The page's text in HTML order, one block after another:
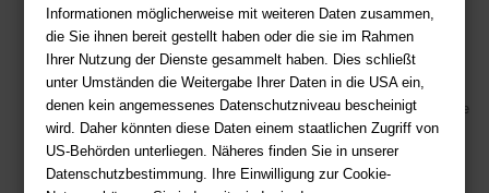
Informationen möglicherweise mit weiteren Daten zusammen,
die Sie ihnen bereit gestellt haben oder die sie im Rahmen
Ihrer Nutzung der Dienste gesammelt haben. Dies schließt
unter Umständen die Weitergabe Ihrer Daten in die USA ein,
denen kein angemessenes Datenschutzniveau bescheinigt
wird. Daher könnten diese Daten einem staatlichen Zugriff von
US-Behörden unterliegen. Näheres finden Sie in unserer
Datenschutzbestimmung. Ihre Einwilligung zur Cookie-
Ihre Vorteile bei uns
Kostenloser Versand ab 36,- EUR Bestellwert
Sicherer Online Shop und Zahlung mit SSL-Verschlüsselung
Viele Zahlungsmethoden wie PayPal, Amazon Payment, Vorkasse
Zahlweisen